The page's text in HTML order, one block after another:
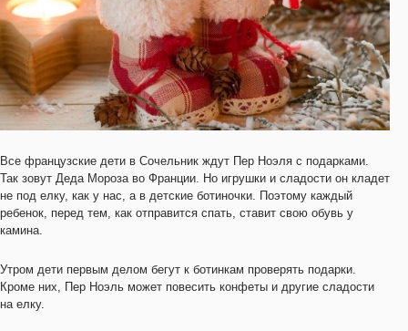
Все французские дети в Сочельник ждут Пер Ноэля с подарками.
Так зовут Деда Мороза во Франции. Но игрушки и сладости он кладет
не под елку, как у нас, а в детские ботиночки. Поэтому каждый
ребенок, перед тем, как отправится спать, ставит свою обувь у
камина.
Утром дети первым делом бегут к ботинкам проверять подарки.
Кроме них, Пер Ноэль может повесить конфеты и другие сладости
на елку.